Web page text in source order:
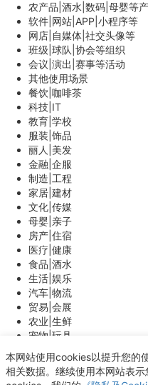
农产品|酒水|数码|母婴等
软件|网站|APP|小程序等
网店|自媒体|社交头像等
班级|球队|协会等组织
会议|演出|赛事等活动
其他使用场景
餐饮|咖啡茶
科技|IT
教育|学校
服装|饰品
丽人|美发
金融|企服
制造|工程
家居|建材
文化|传媒
母婴|亲子
房产|住宿
医疗|健康
食品|酒水
生活|娱乐
汽车|物流
贸易|会展
农业|生鲜
宠物|玩具
能源|环保
体育|游戏
其他
本网站使用cookies以提升您的
相关数据。继续使用本网站表